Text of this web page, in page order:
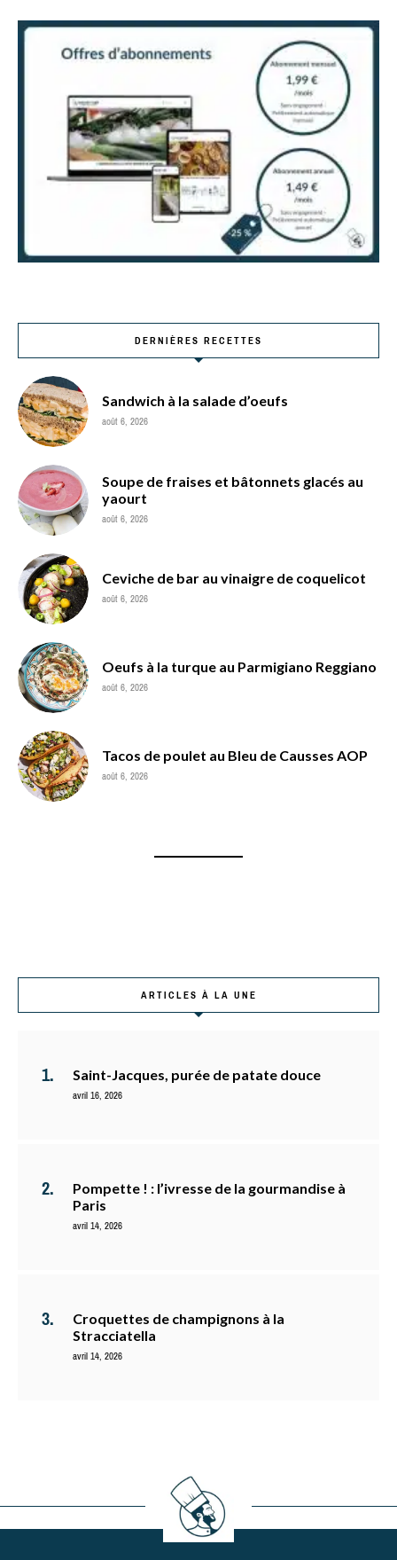
DERNIÈRES RECETTES
Sandwich à la salade d’oeufs
août 6, 2026
Soupe de fraises et bâtonnets glacés au
yaourt
août 6, 2026
Ceviche de bar au vinaigre de coquelicot
août 6, 2026
Oeufs à la turque au Parmigiano Reggiano
août 6, 2026
Tacos de poulet au Bleu de Causses AOP
août 6, 2026
ARTICLES À LA UNE
Saint-Jacques, purée de patate douce
avril 16, 2026
Pompette ! : l’ivresse de la gourmandise à
Paris
avril 14, 2026
Croquettes de champignons à la
Stracciatella
avril 14, 2026